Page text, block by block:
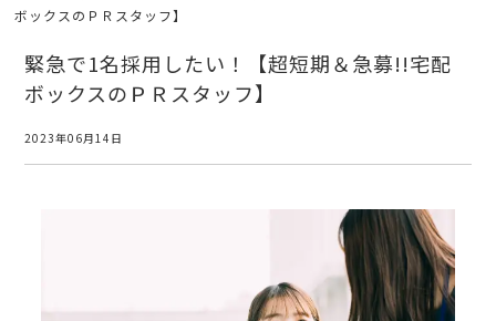
ボックスのＰＲスタッフ】
緊急で1名採用したい！【超短期＆急募!!宅配
ボックスのＰＲスタッフ】
2023年06月14日